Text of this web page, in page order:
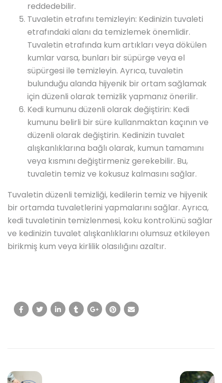
reddedebilir.
Tuvaletin etrafını temizleyin: Kedinizin tuvaleti
etrafındaki alanı da temizlemek önemlidir.
Tuvaletin etrafında kum artıkları veya dökülen
kumlar varsa, bunları bir süpürge veya el
süpürgesi ile temizleyin. Ayrıca, tuvaletin
bulunduğu alanda hijyenik bir ortam sağlamak
için düzenli olarak temizlik yapmanız önerilir.
Kedi kumunu düzenli olarak değiştirin: Kedi
kumunu belirli bir süre kullanmaktan kaçının ve
düzenli olarak değiştirin. Kedinizin tuvalet
alışkanlıklarına bağlı olarak, kumun tamamını
veya kısmını değiştirmeniz gerekebilir. Bu,
tuvaletin temiz ve kokusuz kalmasını sağlar.
Tuvaletin düzenli temizliği, kedilerin temiz ve hijyenik
bir ortamda tuvaletlerini yapmalarını sağlar. Ayrıca,
kedi tuvaletinin temizlenmesi, koku kontrolünü sağlar
ve kedinizin tuvalet alışkanlıklarını olumsuz etkileyen
birikmiş kum veya kirlilik olasılığını azaltır.